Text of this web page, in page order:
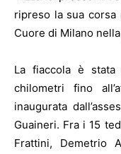
ripreso la sua corsa
Cuore di Milano
La fiaccola è
chilometri fino
inaugurata
Guaineri. Fra i 15
Frattini, Demetrio